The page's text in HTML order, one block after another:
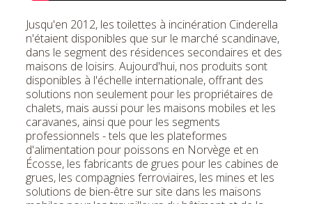
Jusqu'en 2012, les toilettes à incinération Cinderella
n'étaient disponibles que sur le marché scandinave,
dans le segment des résidences secondaires et des
maisons de loisirs. Aujourd'hui, nos produits sont
disponibles à l'échelle internationale, offrant des
solutions non seulement pour les propriétaires de
chalets, mais aussi pour les maisons mobiles et les
caravanes, ainsi que pour les segments
professionnels - tels que les plateformes
d'alimentation pour poissons en Norvège et en
Écosse, les fabricants de grues pour les cabines de
grues, les compagnies ferroviaires, les mines et les
solutions de bien-être sur site dans les maisons